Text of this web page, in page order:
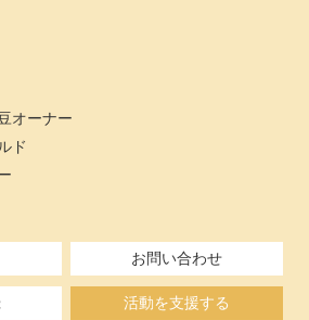
オーナー
ド
お問い合わせ
活動を支援する